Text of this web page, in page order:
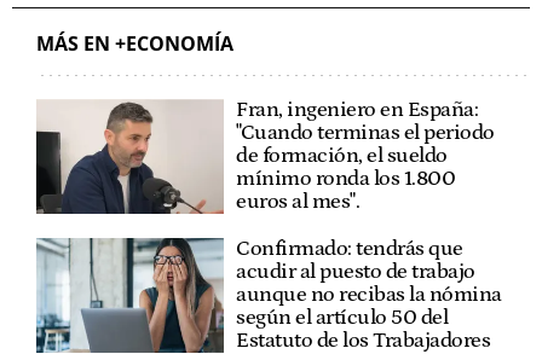
MÁS EN +ECONOMÍA
Fran, ingeniero en España:
"Cuando terminas el periodo
de formación, el sueldo
mínimo ronda los 1.800
euros al mes".
Confirmado: tendrás que
acudir al puesto de trabajo
aunque no recibas la nómina
según el artículo 50 del
Estatuto de los Trabajadores